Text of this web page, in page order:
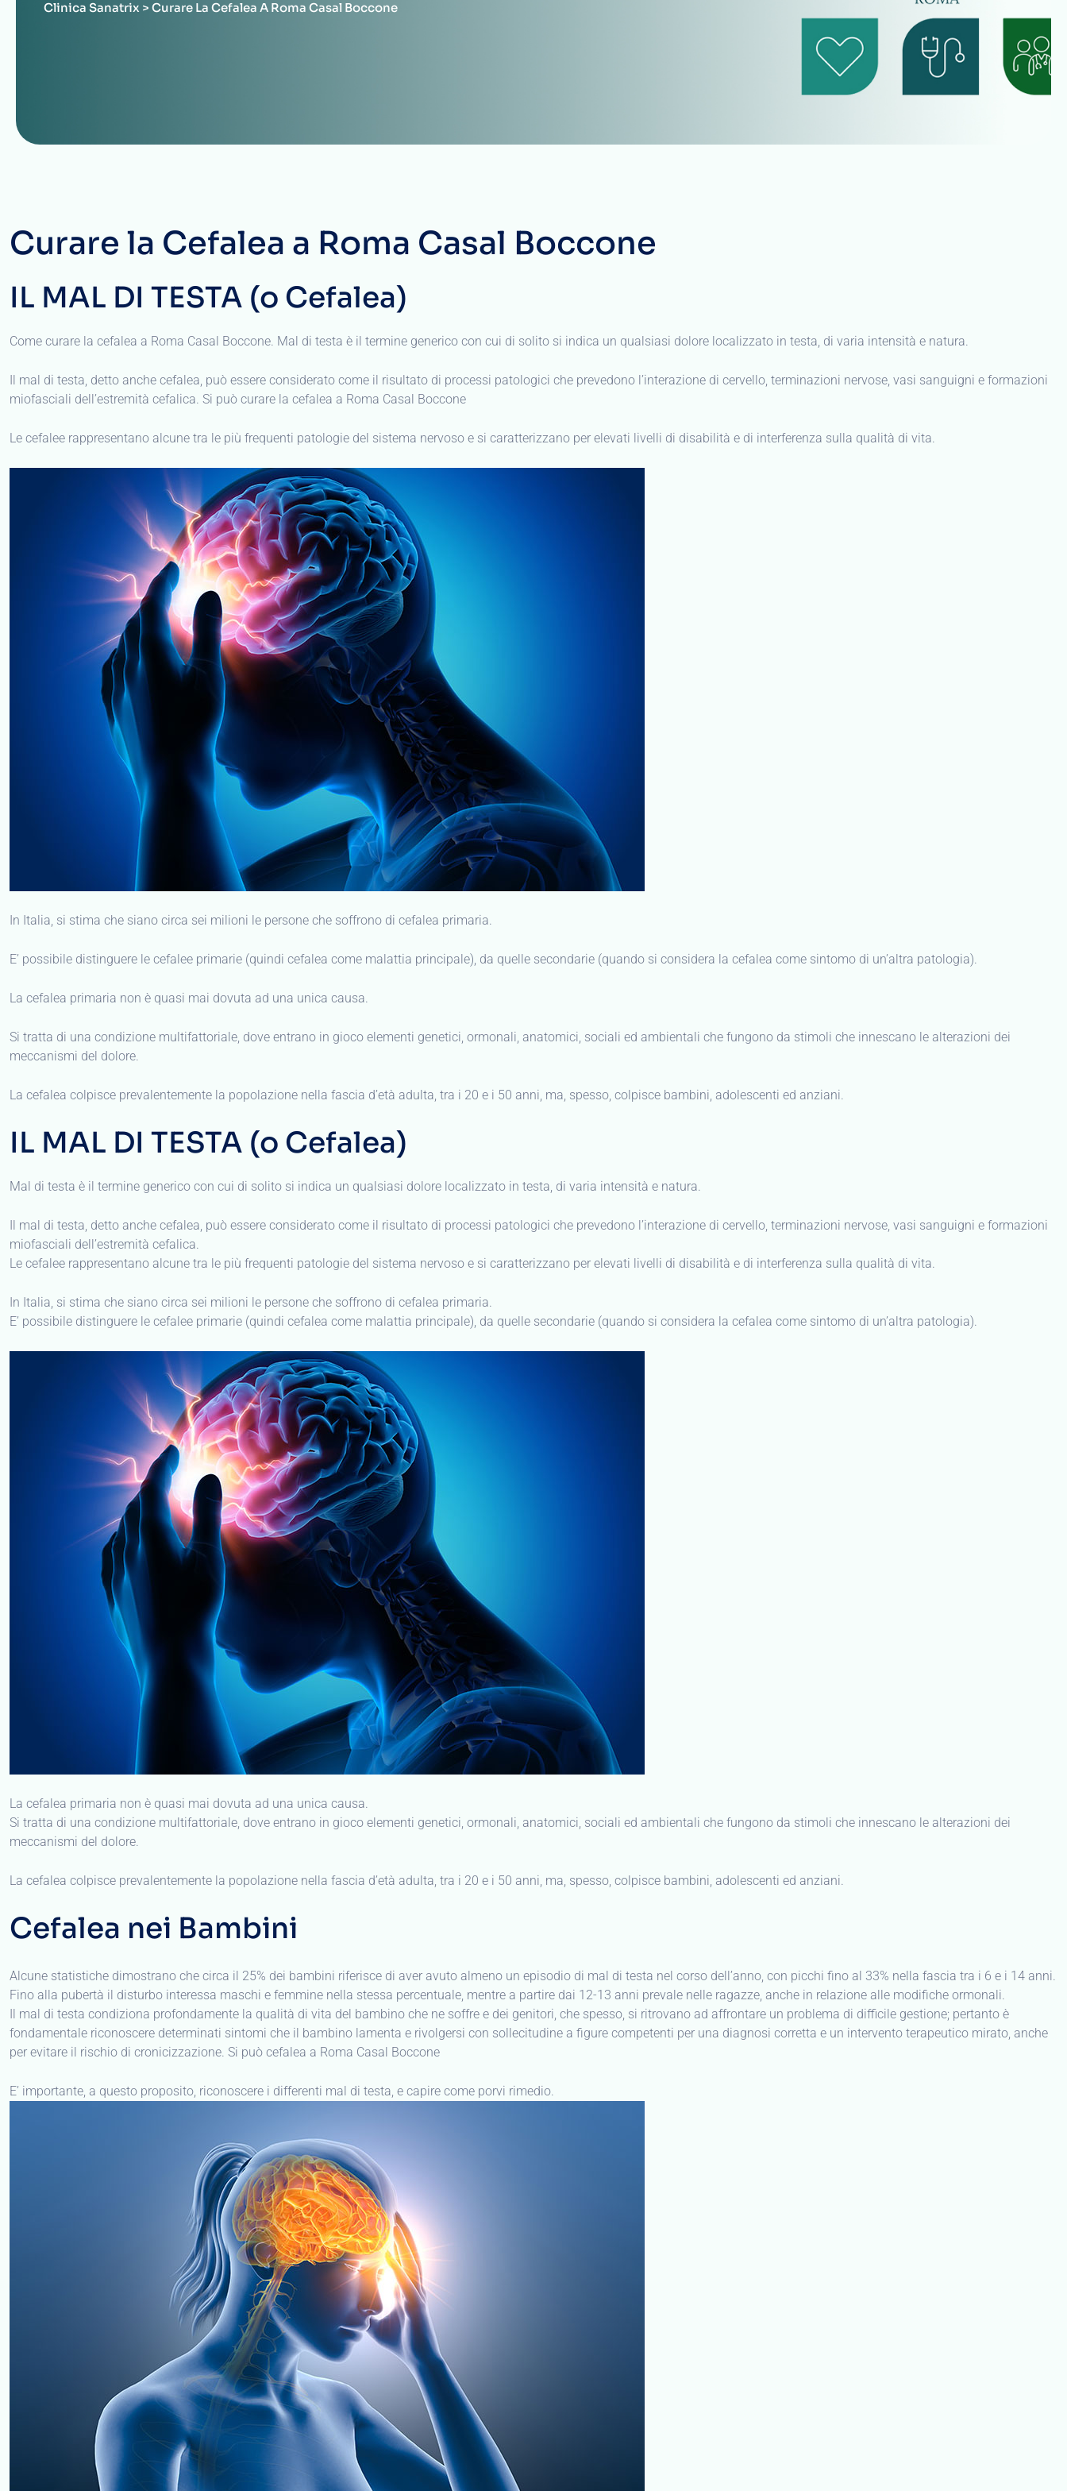
Clinica Sanatrix > Curare La Cefalea A Roma Casal Boccone
Curare la Cefalea a Roma Casal Boccone
IL MAL DI TESTA (o Cefalea)
Come curare la cefalea a Roma Casal Boccone. Mal di testa è il termine generico con cui di solito si indica un qualsiasi dolore localizzato in testa, di varia intensità e natura.
Il mal di testa, detto anche cefalea, può essere considerato come il risultato di processi patologici che prevedono l’interazione di cervello, terminazioni nervose, vasi sanguigni e formazioni
miofasciali dell’estremità cefalica. Si può curare la cefalea a Roma Casal Boccone
Le cefalee rappresentano alcune tra le più frequenti patologie del sistema nervoso e si caratterizzano per elevati livelli di disabilità e di interferenza sulla qualità di vita.
In Italia, si stima che siano circa sei milioni le persone che soffrono di cefalea primaria.
E’ possibile distinguere le cefalee primarie (quindi cefalea come malattia principale), da quelle secondarie (quando si considera la cefalea come sintomo di un’altra patologia).
La cefalea primaria non è quasi mai dovuta ad una unica causa.
Si tratta di una condizione multifattoriale, dove entrano in gioco elementi genetici, ormonali, anatomici, sociali ed ambientali che fungono da stimoli che innescano le alterazioni dei
meccanismi del dolore.
La cefalea colpisce prevalentemente la popolazione nella fascia d’età adulta, tra i 20 e i 50 anni, ma, spesso, colpisce bambini, adolescenti ed anziani.
IL MAL DI TESTA (o Cefalea)
Mal di testa è il termine generico con cui di solito si indica un qualsiasi dolore localizzato in testa, di varia intensità e natura.
Il mal di testa, detto anche cefalea, può essere considerato come il risultato di processi patologici che prevedono l’interazione di cervello, terminazioni nervose, vasi sanguigni e formazioni
miofasciali dell’estremità cefalica.
Le cefalee rappresentano alcune tra le più frequenti patologie del sistema nervoso e si caratterizzano per elevati livelli di disabilità e di interferenza sulla qualità di vita.
In Italia, si stima che siano circa sei milioni le persone che soffrono di cefalea primaria.
E’ possibile distinguere le cefalee primarie (quindi cefalea come malattia principale), da quelle secondarie (quando si considera la cefalea come sintomo di un’altra patologia).
La cefalea primaria non è quasi mai dovuta ad una unica causa.
Si tratta di una condizione multifattoriale, dove entrano in gioco elementi genetici, ormonali, anatomici, sociali ed ambientali che fungono da stimoli che innescano le alterazioni dei
meccanismi del dolore.
La cefalea colpisce prevalentemente la popolazione nella fascia d’età adulta, tra i 20 e i 50 anni, ma, spesso, colpisce bambini, adolescenti ed anziani.
Cefalea nei Bambini
Alcune statistiche dimostrano che circa il 25% dei bambini riferisce di aver avuto almeno un episodio di mal di testa nel corso dell’anno, con picchi fino al 33% nella fascia tra i 6 e i 14 anni.
Fino alla pubertà il disturbo interessa maschi e femmine nella stessa percentuale, mentre a partire dai 12-13 anni prevale nelle ragazze, anche in relazione alle modifiche ormonali.
Il mal di testa condiziona profondamente la qualità di vita del bambino che ne soffre e dei genitori, che spesso, si ritrovano ad affrontare un problema di difficile gestione; pertanto è
fondamentale riconoscere determinati sintomi che il bambino lamenta e rivolgersi con sollecitudine a figure competenti per una diagnosi corretta e un intervento terapeutico mirato, anche
per evitare il rischio di cronicizzazione. Si può cefalea a Roma Casal Boccone
E’ importante, a questo proposito, riconoscere i differenti mal di testa, e capire come porvi rimedio.